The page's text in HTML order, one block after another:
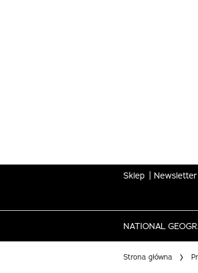
Sklep Newsletter
NATIONAL
Strona główna